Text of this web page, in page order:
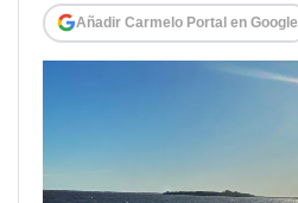
Añadir Carmelo Portal en Google